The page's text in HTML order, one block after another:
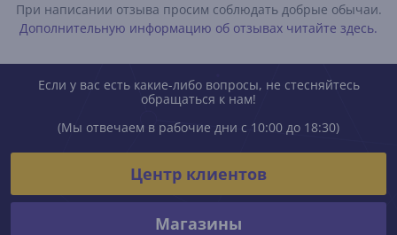
При написании отзыва просим соблюдать добрые обычаи.
Дополнительную информацию об отзывах читайте здесь.
Если у вас есть какие-либо вопросы, не стесняйтесь
обращаться к нам!
(Мы отвечаем в рабочие дни с 10:00 до 18:30)
Центр клиентов
Магазины